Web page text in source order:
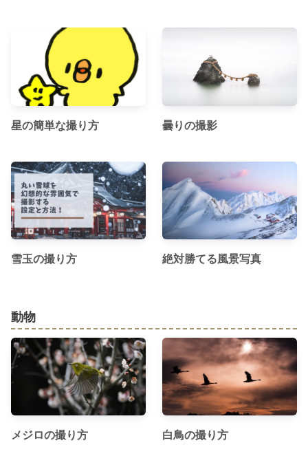
星の簡単な撮り方 曇りの撮影
雪玉の撮り方 絶対勝てる風景写真
動物
メジロの撮り方 白鳥の撮り方